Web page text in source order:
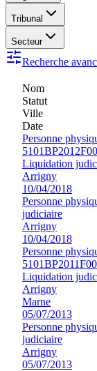
Tribunal
Secteur
Recherche
Nom
Statut
Ville
Date
Personne
Liquidation
Arrigny
10/04/2018
Personne
judiciaire
Arrigny
10/04/2018
Personne
Liquidation
Arrigny
Marne
05/07/2013
Personne
judiciaire
Arrigny
05/07/2013